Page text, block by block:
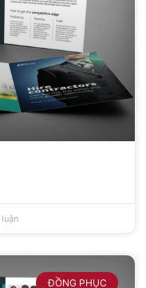
ĐỒNG PHỤC